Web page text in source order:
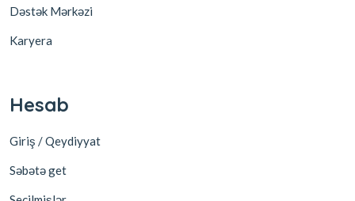
Dəstək Mərkəzi
Karyera
Hesab
Giriş / Qeydiyyat
Səbətə get